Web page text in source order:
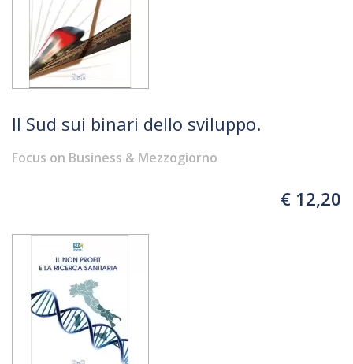
Il Sud sui binari dello sviluppo.
Focus on Business & Mezzogiorno
€ 12,20